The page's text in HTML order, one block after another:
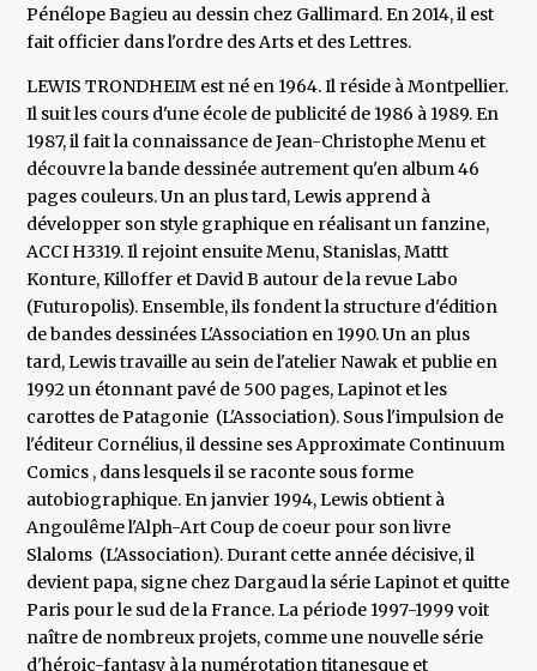
Pénélope Bagieu au dessin chez Gallimard. En 2014, il est
fait officier dans l'ordre des Arts et des Lettres.
LEWIS TRONDHEIM est né en 1964. Il réside à Montpellier.
Il suit les cours d'une école de publicité de 1986 à 1989. En
1987, il fait la connaissance de Jean-Christophe Menu et
découvre la bande dessinée autrement qu'en album 46
pages couleurs. Un an plus tard, Lewis apprend à
développer son style graphique en réalisant un fanzine,
ACCI H3319. Il rejoint ensuite Menu, Stanislas, Mattt
Konture, Killoffer et David B autour de la revue Labo
(Futuropolis). Ensemble, ils fondent la structure d'édition
de bandes dessinées L'Association en 1990. Un an plus
tard, Lewis travaille au sein de l'atelier Nawak et publie en
1992 un étonnant pavé de 500 pages, Lapinot et les
carottes de Patagonie (L'Association). Sous l'impulsion de
l'éditeur Cornélius, il dessine ses Approximate Continuum
Comics , dans lesquels il se raconte sous forme
autobiographique. En janvier 1994, Lewis obtient à
Angoulême l'Alph-Art Coup de coeur pour son livre
Slaloms (L'Association). Durant cette année décisive, il
devient papa, signe chez Dargaud la série Lapinot et quitte
Paris pour le sud de la France. La période 1997-1999 voit
naître de nombreux projets, comme une nouvelle série
d'héroic-fantasy à la numérotation titanesque et